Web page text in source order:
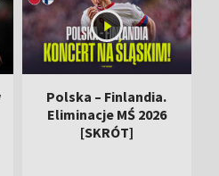
Polska – Finlandia.
Eliminacje MŚ 2026
[SKRÓT]